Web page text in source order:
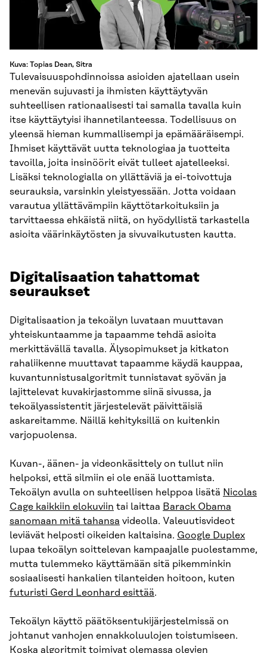
Kuva: Topias Dean, Sitra
Tulevaisuuspohdinnoissa asioiden ajatellaan usein
menevän sujuvasti ja ihmisten käyttäytyvän
suhteellisen rationaalisesti tai samalla tavalla kuin
itse käyttäytyisi ihannetilanteessa. Todellisuus on
yleensä hieman kummallisempi ja epämääräisempi.
Ihmiset käyttävät uutta teknologiaa ja tuotteita
tavoilla, joita insinöörit eivät tulleet ajatelleeksi.
Lisäksi teknologialla on yllättäviä ja ei-toivottuja
seurauksia, varsinkin yleistyessään. Jotta voidaan
varautua yllättävämpiin käyttötarkoituksiin ja
tarvittaessa ehkäistä niitä, on hyödyllistä tarkastella
asioita väärinkäytösten ja sivuvaikutusten kautta.
Digitalisaation tahattomat
seuraukset
Digitalisaation ja tekoälyn luvataan muuttavan
yhteiskuntaamme ja tapaamme tehdä asioita
merkittävällä tavalla. Älysopimukset ja kitkaton
rahaliikenne muuttavat tapaamme käydä kauppaa,
kuvantunnistusalgoritmit tunnistavat syövän ja
lajittelevat kuvakirjastomme siinä sivussa, ja
tekoälyassistentit järjestelevät päivittäisiä
askareitamme. Näillä kehityksillä on kuitenkin
varjopuolensa.
Kuvan-, äänen- ja videonkäsittely on tullut niin
helpoksi, että silmiin ei ole enää luottamista.
Tekoälyn avulla on suhteellisen helppoa lisätä Nicolas
Cage kaikkiin elokuviin tai laittaa Barack Obama
sanomaan mitä tahansa videolla. Valeuutisvideot
leviävät helposti oikeiden kaltaisina. Google Duplex
lupaa tekoälyn soittelevan kampaajalle puolestamme,
mutta tulemmeko käyttämään sitä pikemminkin
sosiaalisesti hankalien tilanteiden hoitoon, kuten
futuristi Gerd Leonhard esittää.
Tekoälyn käyttö päätöksentukijärjestelmissä on
johtanut vanhojen ennakkoluulojen toistumiseen.
Koska algoritmit toimivat olemassa olevien